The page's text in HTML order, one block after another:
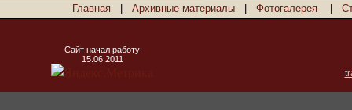
Главная Архивные материалы Фотогалерея
Сайт начал работу
15.06.2011